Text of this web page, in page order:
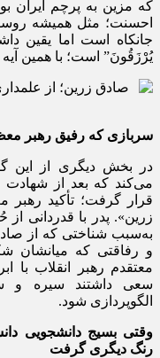
که مزین به پرچم ایران
احسنت؛ مثل همیشه
جانکاه است اما یقین
یُرْزَقُونَ” است؛ با همین
سربازی که رفیق رهبر
در بخش دیگری از این
می‌کند که بعد از شهادت
قرار گرفت؛ تأکید رهبر
زرین». پدر با قدردانی
به‌سبب شناختی که از
و رفاقتی که میانشان
معتقدم رهبر انقلاب با
سعی داشتند سیره و
الگوپردازی شود.
وقتی بسیج دانشجویی
رنگ دیگری گرفت